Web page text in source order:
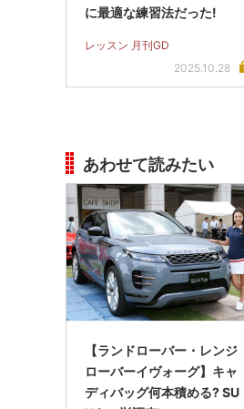
に最適な練習法だった!
レッスン 月刊GD
2025.10.28
あわせて読みたい
【ランドローバー・レンジ
ローバーイヴォーグ】キャ
ディバッグ何本積める? SU